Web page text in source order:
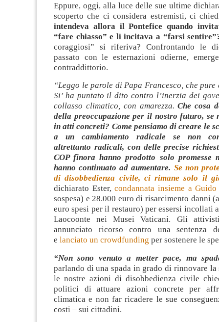
Eppure, oggi, alla luce delle sue ultime
scoperto che ci considera estremisti, ci
intendeva allora il Pontefice quando
“fare chiasso” e li incitava a “farsi
coraggiosi” si riferiva? Confrontando le
passato con le esternazioni odierne,
contraddittorio.
“Leggo le parole di Papa Francesco, che
Si’ ha puntato il dito contro l’inerzia dei
collasso climatico, con amarezza.Che cosa
della preoccupazione per il nostro futuro, se
in atti concreti? Come pensiamo di creare le
a un cambiamento radicale se non
altrettanto radicali, con delle precise
COP finora hanno prodotto solo promesse
hanno continuato ad aumentare. Se non
di disobbedienza civile, ci rimane solo il
dichiarato Ester,condannata insieme a Guido
sospesa) e 28.000 euro di risarcimento danni
euro spesi per il restauro) per essersi incollati
Laocoonte nei Musei Vaticani. Gli
annunciato ricorso contro una sentenza
e lanciato un crowdfunding per sostenere le
“Non sono venuto a metter pace, ma
parlando di una spada in grado di rinnovare la
le nostre azioni di disobbedienza civile
politici di attuare azioni concrete per
climatica e non far ricadere le sue
costi – sui cittadini.